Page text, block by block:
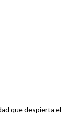
que despierta el